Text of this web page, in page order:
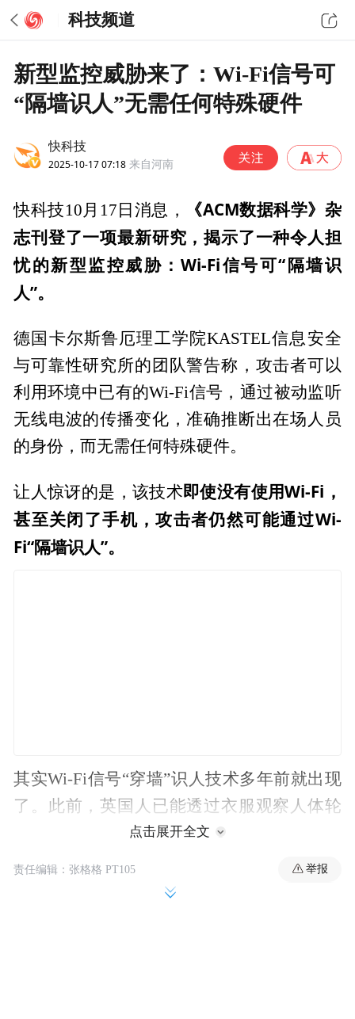
科技频道
新型监控威胁来了：Wi-Fi信号可
“隔墙识人”无需任何特殊硬件
快科技
2025-10-17 07:18 来自河南
快科技10月17日消息，
《ACM数据科学》杂
志刊登了一项最新研究，揭示了一种令人担
忧的新型监控威胁：Wi-Fi信号可“隔墙识
人”。
德国卡尔斯鲁厄理工学院KASTEL信息安全
与可靠性研究所的团队警告称，攻击者可以
利用环境中已有的Wi-Fi信号，通过被动监听
无线电波的传播变化，准确推断出在场人员
的身份，而无需任何特殊硬件。
让人惊讶的是，该技术即使没有使用Wi-Fi，
甚至关闭了手机，攻击者仍然可能通过Wi-
Fi“隔墙识人”。
其实Wi-Fi信号“穿墙”识人技术多年前就出现
了。此前，英国人已能透过衣服观察人体轮
廓。美国加州大学研究人员也曾研发出一种
基于人体步态特征的Wi-Fi人员识别系统。
点击展开全文
责任编辑：张格格 PT105 举报